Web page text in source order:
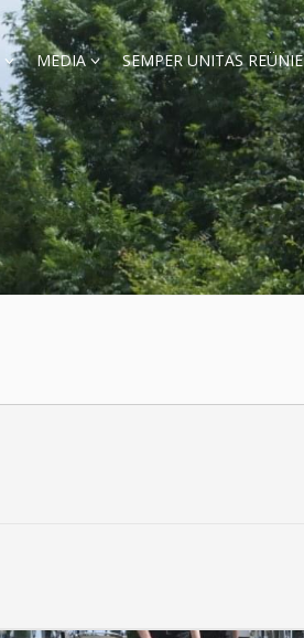
MEDIA SEMPER UNITAS REÜNIE